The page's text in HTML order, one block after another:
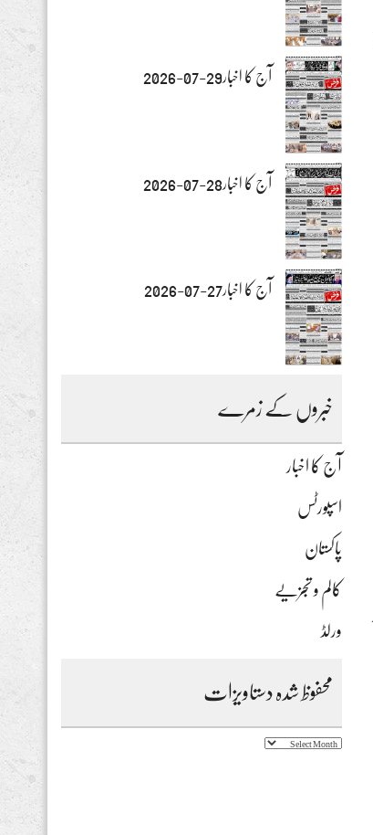
آج کا اخبار29-07-2026
آج کا اخبار28-07-2026
آج کا اخبار27-07-2026
خبروں کے زمرے
آج کا اخبار
اسپورٹس
پاکستان
کالم و تجزیے
ورلڈ
محفوظ شدہ دستاویزات
محفوظ